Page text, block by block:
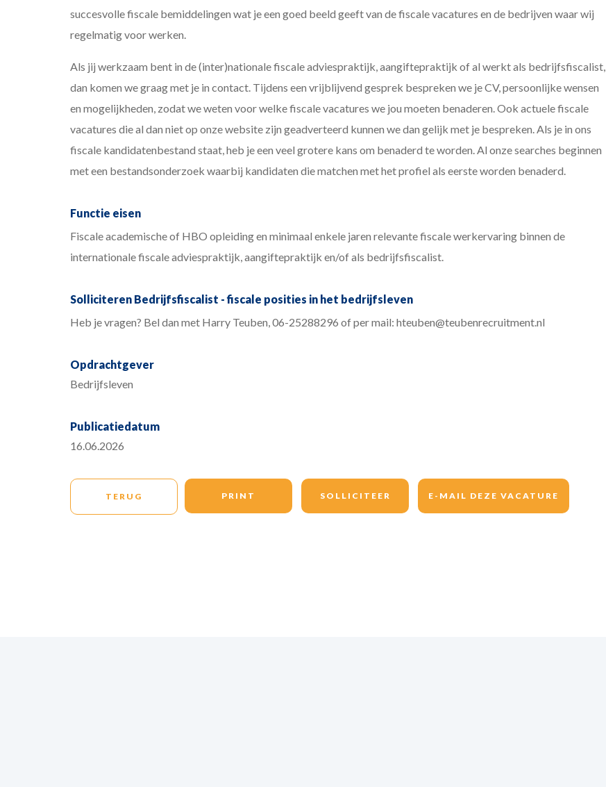
succesvolle fiscale bemiddelingen wat je een goed beeld geeft van de fiscale vacatures en de bedrijven waar wij
regelmatig voor werken.
Als jij werkzaam bent in de (inter)nationale fiscale adviespraktijk, aangiftepraktijk of al werkt als bedrijfsfiscalist,
dan komen we graag met je in contact. Tijdens een vrijblijvend gesprek bespreken we je CV, persoonlijke wensen
en mogelijkheden, zodat we weten voor welke fiscale vacatures we jou moeten benaderen. Ook actuele fiscale
vacatures die al dan niet op onze website zijn geadverteerd kunnen we dan gelijk met je bespreken. Als je in ons
fiscale kandidatenbestand staat, heb je een veel grotere kans om benaderd te worden. Al onze searches beginnen
met een bestandsonderzoek waarbij kandidaten die matchen met het profiel als eerste worden benaderd.
Functie eisen
Fiscale academische of HBO opleiding en minimaal enkele jaren relevante fiscale werkervaring binnen de
internationale fiscale adviespraktijk, aangiftepraktijk en/of als bedrijfsfiscalist.
Solliciteren Bedrijfsfiscalist - fiscale posities in het bedrijfsleven
Heb je vragen? Bel dan met Harry Teuben, 06-25288296 of per mail: hteuben@teubenrecruitment.nl
Opdrachtgever
Bedrijfsleven
Publicatiedatum
16.06.2026